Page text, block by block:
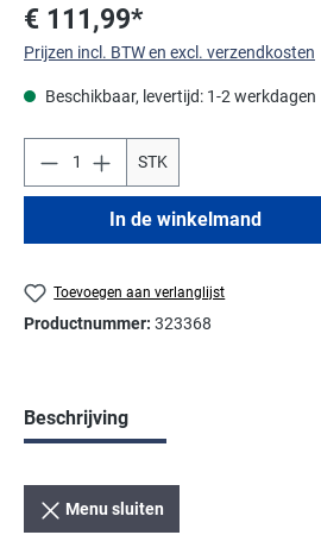
€ 111,99*
Prijzen incl. BTW en excl. verzendkosten
Beschikbaar, levertijd: 1-2 werkdagen
STK
In de winkelmand
Toevoegen aan verlanglijst
Productnummer: 323368
Beschrijving
Menu sluiten